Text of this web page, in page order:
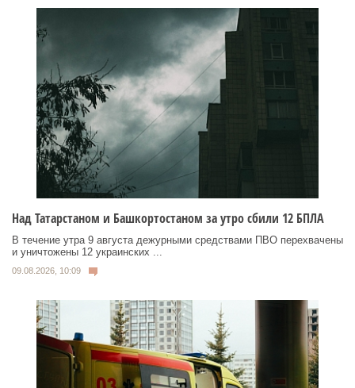
Над Татарстаном и Башкортостаном за утро сбили 12 БПЛА
В течение утра 9 августа дежурными средствами ПВО перехвачены
и уничтожены 12 украинских ...
09.08.2026, 10:09